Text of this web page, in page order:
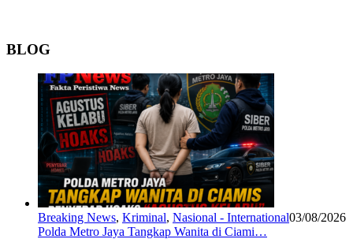
BLOG
Breaking News, Kriminal, Nasional - International03/08/2026
Polda Metro Jaya Tangkap Wanita di Ciami…